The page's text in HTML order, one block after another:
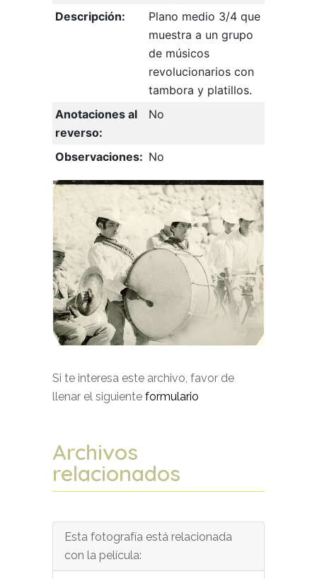
Descripción:
Plano medio 3/4 que
muestra a un grupo
de músicos
revolucionarios con
tambora y platillos.
Anotaciones al
reverso:
No
Observaciones: No
Si te interesa este archivo, favor de
llenar el siguiente formulario
Archivos
relacionados
Esta fotografía está relacionada
con la película: